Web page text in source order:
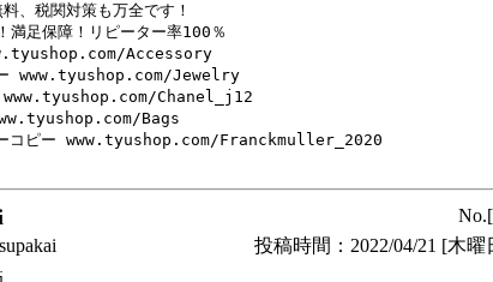
、税関対策も万全です！
満足保障！リピーター率100％
Accessory
ー www.tyushop.com/Jewelry
www.tyushop.com/Chanel_j12
Bags
ーコピー www.tyushop.com/Franckmuller_2020
投稿時間：2022/04/21 [木曜